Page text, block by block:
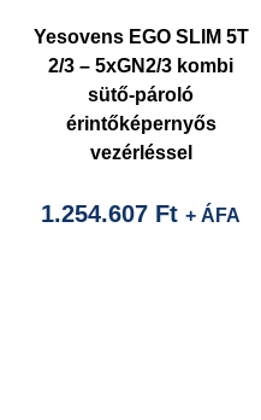
Yesovens EGO SLIM 5T
2/3 – 5xGN2/3 kombi
sütő-pároló
érintőképernyős
vezérléssel
1.254.607 Ft + ÁFA